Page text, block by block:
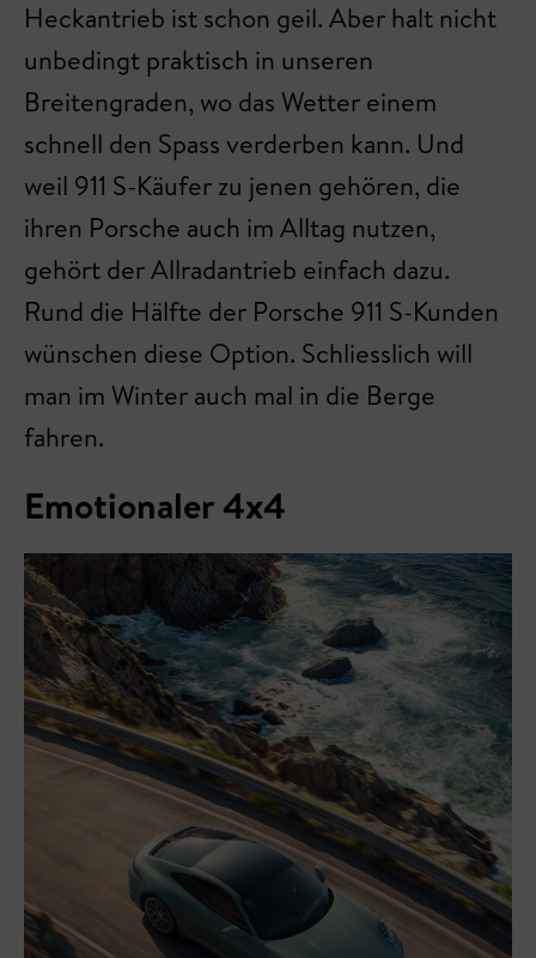
Heckantrieb ist schon geil. Aber halt nicht
unbedingt praktisch in unseren
Breitengraden, wo das Wetter einem
schnell den Spass verderben kann. Und
weil 911 S-Käufer zu jenen gehören, die
ihren Porsche auch im Alltag nutzen,
gehört der Allradantrieb einfach dazu.
Rund die Hälfte der Porsche 911 S-Kunden
wünschen diese Option. Schliesslich will
man im Winter auch mal in die Berge
fahren.
Emotionaler 4x4